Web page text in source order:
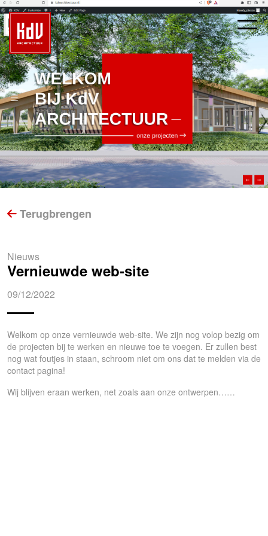
Terugbrengen
Nieuws
Vernieuwde web-site
09/12/2022
Welkom op onze vernieuwde web-site. We zijn nog volop bezig om
de projecten bij te werken en nieuwe toe te voegen. Er zullen best
nog wat foutjes in staan, schroom niet om ons dat te melden via de
contact pagina!
Wij blijven eraan werken, net zoals aan onze ontwerpen……